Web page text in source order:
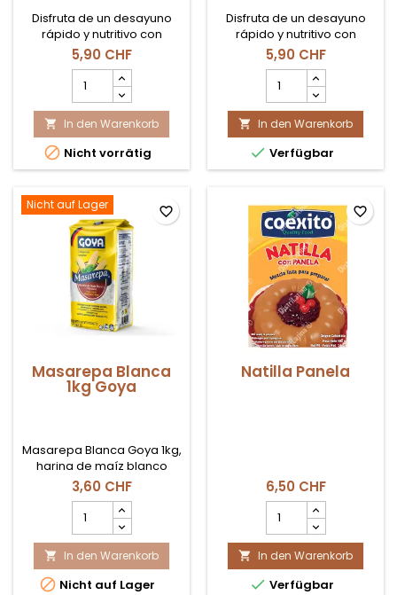
Disfruta de un desayuno
rápido y nutritivo con
nuestra Avena Instantánea
sabor Vainilla. Deliciosa y
fácil de preparar.
5,90 CHF
Instantánea
Vainilla
500gr
Quaker
Produktmengenfeld
 In den Warenkorb
 Nicht vorrätig
Disfruta de un desayuno
rápido y nutritivo con
nuestra Avena Instantánea
sabor Fresa. Deliciosa y
fácil de preparar.
5,90 CHF
Instantánea
Fresa
300gr
Quaker
Produktmengenfeld
 In den Warenkorb
 Verfügbar
Nicht auf Lager
Masarepa Blanca
1kg Goya
Masarepa Blanca Goya 1kg,
harina de maíz blanco
precocida ideal para
arepas y empanadas en
Suiza.
3,60 CHF
Masarepa
Blanca
1kg
Goya
Produktmengenfeld
 In den Warenkorb
 Nicht auf Lager
favorite_border
Natilla Panela
6,50 CHF
Panela
Produktmengenfeld
 In den Warenkorb
 Verfügbar
favorite_border